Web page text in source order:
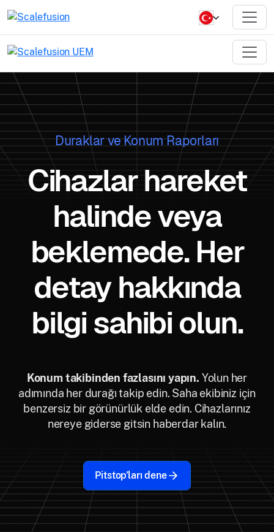
Duraklar ve Konum Raporları
Cihazlar hareket
halinde veya
beklemede. Her
detay hakkında
bilgi sahibi olun.
Konum takibinden fazlasını yapın. Yolun her
adımında her durağı takip edin. Saha ekibiniz için
benzersiz bir görünürlük elde edin. Cihazlarınız
nereye giderse gitsin haberdar kalın.
Pitstop'ları dene